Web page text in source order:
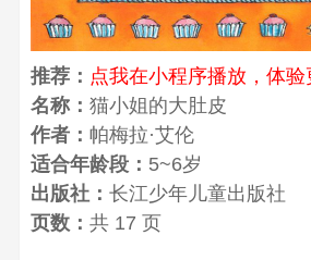
推荐： 点我在小程序播放，体验
名称： 猫小姐的大肚皮
作者： 帕梅拉·艾伦
适合年龄段： 5~6岁
出版社： 长江少年儿童出版社
页数： 共 17 页